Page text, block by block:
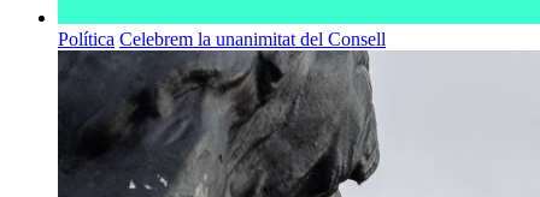
Política Celebrem la unanimitat del Consell